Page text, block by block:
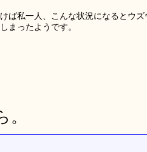
ば私一人、こんな状況になるとウ
まったようです。